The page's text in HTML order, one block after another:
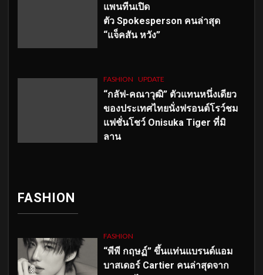
แพนทีนเปิด
ตัว Spokesperson คนล่าสุด
“แจ็คสัน หวัง”
FASHION UPDATE
“กลัฟ-คณาวุฒิ” ตัวแทนหนึ่งเดียว
ของประเทศไทยนั่งฟรอนต์โรว์ชม
แฟชั่นโชว์ Onisuka Tiger ที่มิ
ลาน
FASHION
FASHION
“พีพี กฤษฏ์” ขึ้นแท่นแบรนด์แอม
บาสเดอร์ Cartier คนล่าสุดจาก